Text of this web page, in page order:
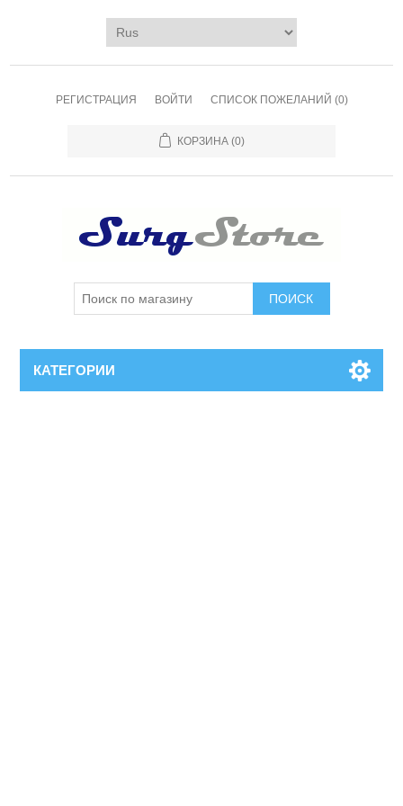
РЕГИСТРАЦИЯ ВОЙТИ СПИСОК ПОЖЕЛАНИЙ (0)
КОРЗИНА (0)
ПОИСК
КАТЕГОРИИ